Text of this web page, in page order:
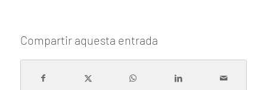
Compartir aquesta entrada